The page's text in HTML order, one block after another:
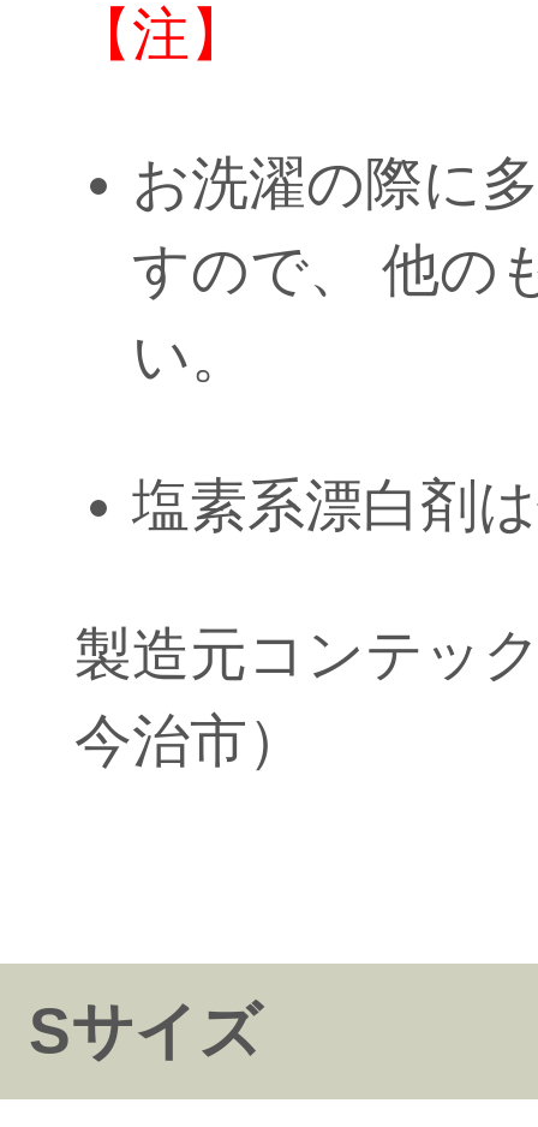
【注】
お洗濯の際に
すので、 他の
い。
塩素系漂白剤
製造元コンテッ
今治市）
Sサイズ